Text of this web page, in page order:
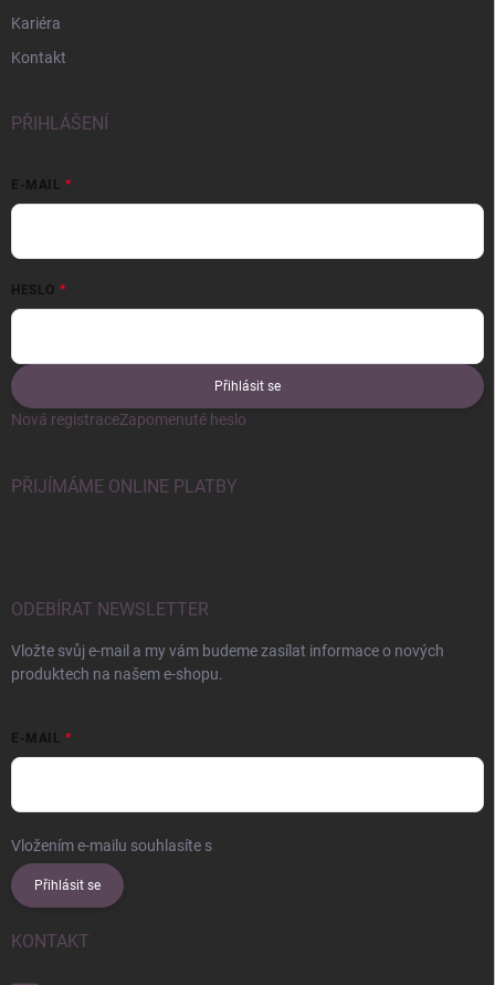
Kariéra
Kontakt
PŘIHLÁŠENÍ
E-MAIL
HESLO
Přihlásit se
Nová registraceZapomenuté heslo
PŘIJÍMÁME ONLINE PLATBY
ODEBÍRAT NEWSLETTER
Vložte svůj e-mail a my vám budeme zasílat informace o nových
produktech na našem e-shopu.
E-MAIL
Vložením e-mailu souhlasíte s
Přihlásit se
KONTAKT